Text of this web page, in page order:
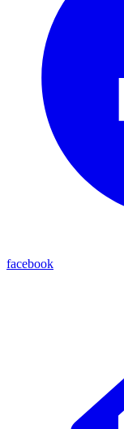
facebook